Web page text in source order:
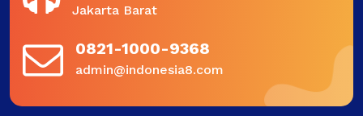
Jakarta Barat
0821-1000-9368
admin@indonesia8.com